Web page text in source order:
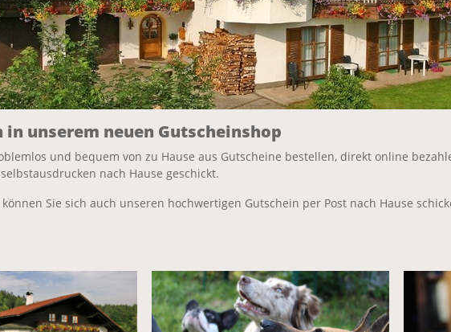
unserem neuen Gutscheinshop
und bequem von zu Hause aus Gutscheine bestellen, direkt online
nach Hause geschickt.
Sie sich auch unseren hochwertigen Gutschein per Post nach Hause